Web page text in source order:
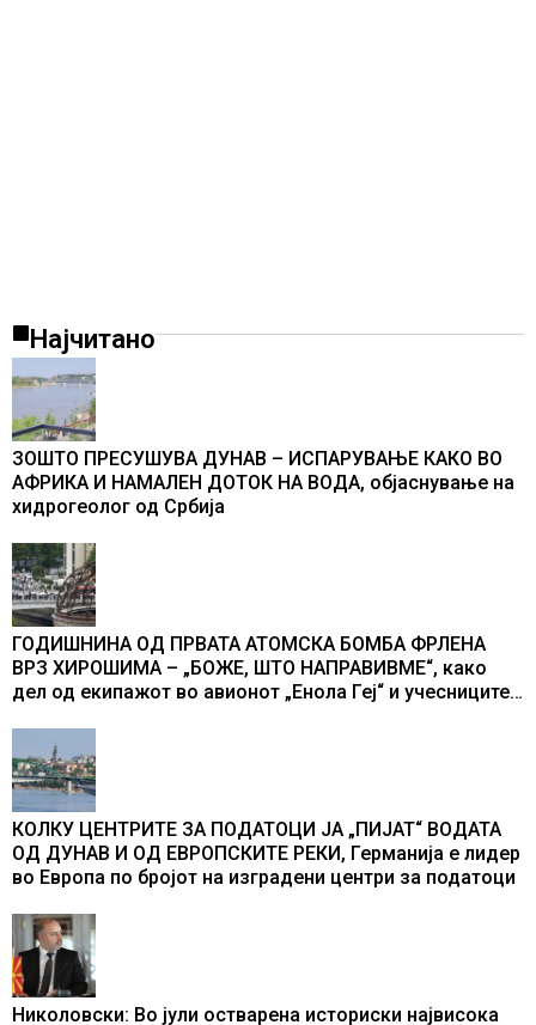
Најчитано
ЗОШТО ПРЕСУШУВА ДУНАВ – ИСПАРУВАЊЕ КАКО ВО
АФРИКА И НАМАЛЕН ДОТОК НА ВОДА, објаснување на
хидрогеолог од Србија
ГОДИШНИНА ОД ПРВАТА АТОМСКА БОМБА ФРЛЕНА
ВРЗ ХИРОШИМА – „БОЖЕ, ШТО НАПРАВИВМЕ“, како
дел од екипажот во авионот „Енола Геј“ и учесниците
промени текот на историјата
КОЛКУ ЦЕНТРИТЕ ЗА ПОДАТОЦИ ЈА „ПИЈАТ“ ВОДАТА
ОД ДУНАВ И ОД ЕВРОПСКИТЕ РЕКИ, Германија е лидер
во Европа по бројот на изградени центри за податоци
Николовски: Во јули остварена историски највисока